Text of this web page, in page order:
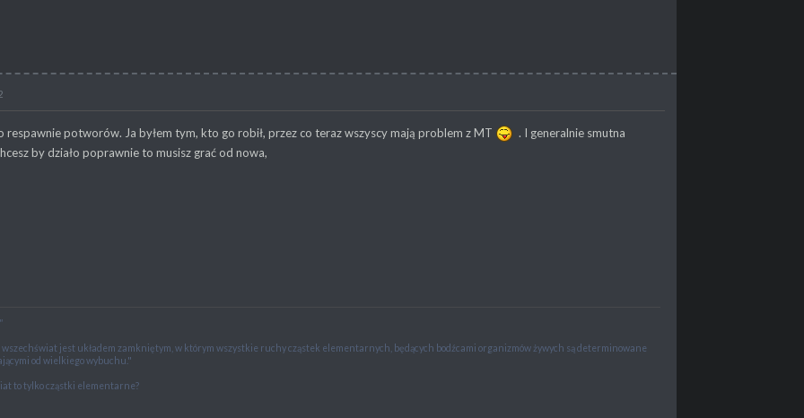
respawnie potworów. Ja byłem tym, kto go robił, przez co teraz wszyscy mają problem z MT
. I generalnie smutna
by działo poprawnie to musisz grać od nowa,
wszechświat jest układem zamkniętym, w którym wszystkie ruchy cząstek elementarnych, będących bodźcami organizmów żywych są determinowane
od wielkiego wybuchu."
to tylko cząstki elementarne?